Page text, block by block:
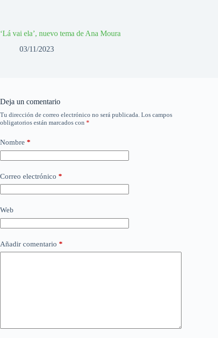
‘Lá vai ela’, nuevo tema de Ana Moura
03/11/2023
Deja un comentario
Tu dirección de correo electrónico no será publicada. Los campos
obligatorios están marcados con *
Nombre *
Correo electrónico *
Web
Añadir comentario *